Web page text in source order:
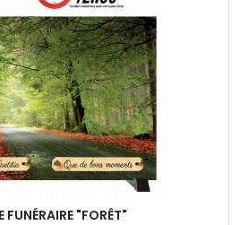
FUNÉRAIRE "FORÊT"